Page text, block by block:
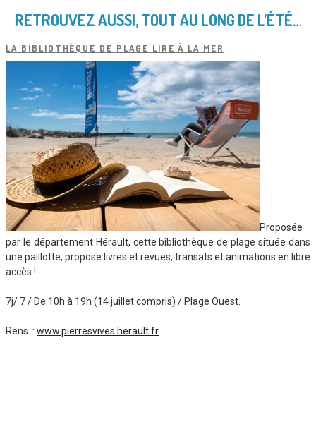
RETROUVEZ AUSSI, TOUT AU LONG DE L’ÉTÉ…
LA BIBLIOTHÈQUE DE PLAGE LIRE À LA MER
Proposée
par le département Hérault, cette bibliothèque de plage située dans
une paillotte, propose livres et revues, transats et animations en libre
accès !
7j/ 7 / De 10h à 19h (14 juillet compris) / Plage Ouest.
Rens. : www.pierresvives.herault.fr